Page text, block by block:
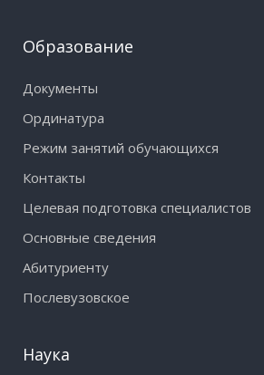
Образование
Документы
Ординатура
Режим занятий обучающихся
Контакты
Целевая подготовка специалистов
Основные сведения
Абитуриенту
Послевузовское
Наука